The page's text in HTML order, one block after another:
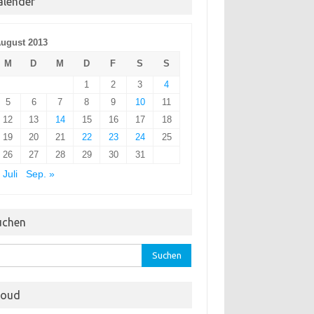
2013
M
D M D F S
S
1
2 3
4
5
6 7 8 9 10
11
12
13 14 15 16 17
18
19
20 21 22 23 24
25
26
27 28 29 30
31
Juli
Sep. »